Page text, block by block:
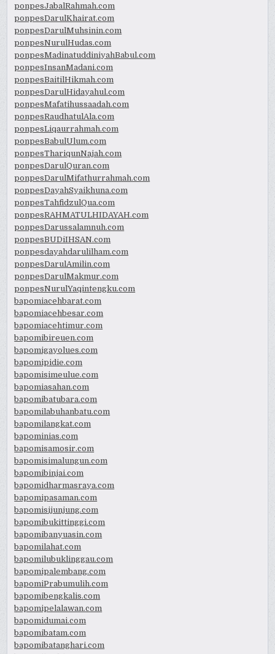
ponpesJabalRahmah.com
ponpesDarulKhairat.com
ponpesDarulMuhsinin.com
ponpesNurulHudas.com
ponpesMadinatuddiniyahBabul.com
ponpesInsanMadani.com
ponpesBaitilHikmah.com
ponpesDarulHidayahul.com
ponpesMafatihussaadah.com
ponpesRaudhatulAla.com
ponpesLiqaurrahmah.com
ponpesBabulUlum.com
ponpesThariqunNajah.com
ponpesDarulQuran.com
ponpesDarulMifathurrahmah.com
ponpesDayahSyaikhuna.com
ponpesTahfidzulQua.com
ponpesRAHMATULHIDAYAH.com
ponpesDarussalamnuh.com
ponpesBUDiIHSAN.com
ponpesdayahdarulilham.com
ponpesDarulAmilin.com
ponpesDarulMakmur.com
ponpesNurulYaqintengku.com
bapomiacehbarat.com
bapomiacehbesar.com
bapomiacehtimur.com
bapomibireuen.com
bapomigayolues.com
bapomipidie.com
bapomisimeulue.com
bapomiasahan.com
bapomibatubara.com
bapomilabuhanbatu.com
bapomilangkat.com
bapominias.com
bapomisamosir.com
bapomisimalungun.com
bapomibinjai.com
bapomidharmasraya.com
bapomipasaman.com
bapomisijunjung.com
bapomibukittinggi.com
bapomibanyuasin.com
bapomilahat.com
bapomilubuklinggau.com
bapomipalembang.com
bapomiPrabumulih.com
bapomibengkalis.com
bapomipelalawan.com
bapomidumai.com
bapomibatam.com
bapomibatanghari.com